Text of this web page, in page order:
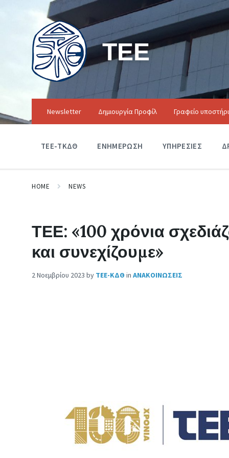
ΤΕΕ
Newsletter Δημιουργία Προφίλ Γραφείο
ΤΕΕ-ΤΚΔΘ ΕΝΗΜΕΡΩΣΗ ΥΠΗΡΕΣΙΕΣ
HOME NEWS
ΤΕΕ: «100 χρόνια
και συνεχίζουμε»
2 Νοεμβρίου 2023 by ΤΕΕ-ΚΔΘ in ΑΝΑΚΟΙΝΩΣΕΙΣ